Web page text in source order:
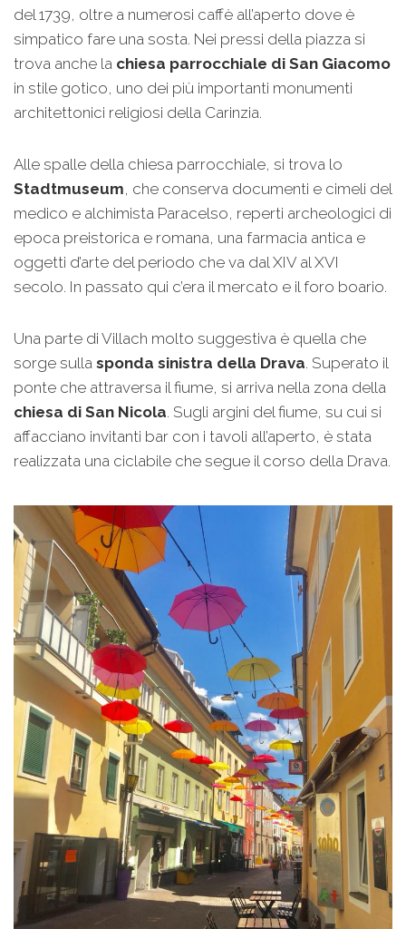
del 1739, oltre a numerosi caffè all’aperto dove è
simpatico fare una sosta. Nei pressi della piazza si
trova anche la chiesa parrocchiale di San Giacomo
in stile gotico, uno dei più importanti monumenti
architettonici religiosi della Carinzia.
Alle spalle della chiesa parrocchiale, si trova lo
Stadtmuseum, che conserva documenti e cimeli del
medico e alchimista Paracelso, reperti archeologici di
epoca preistorica e romana, una farmacia antica e
oggetti d’arte del periodo che va dal XIV al XVI
secolo. In passato qui c’era il mercato e il foro boario.
Una parte di Villach molto suggestiva è quella che
sorge sulla sponda sinistra della Drava. Superato il
ponte che attraversa il fiume, si arriva nella zona della
chiesa di San Nicola. Sugli argini del fiume, su cui si
affacciano invitanti bar con i tavoli all’aperto, è stata
realizzata una ciclabile che segue il corso della Drava.